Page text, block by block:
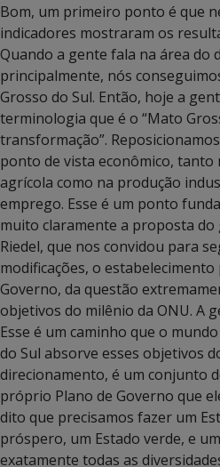
Bom, um primeiro ponto é que
indicadores mostraram os
Quando a gente fala na área do
principalmente, nós
Grosso do Sul. Então, hoje a
terminologia que é o “Mato
transformação”.
ponto de vista econômico, tanto
agrícola como na produção
emprego. Esse é um ponto
muito claramente a proposta
Riedel, que nos convidou para
modificações, o
Governo, da questão
objetivos do milênio da ONU. A
Esse é um caminho que o
do Sul absorve esses objetivos
direcionamento, é um conjunto
próprio Plano de Governo que
dito que precisamos fazer um
próspero, um Estado verde, e
exatamente todas as